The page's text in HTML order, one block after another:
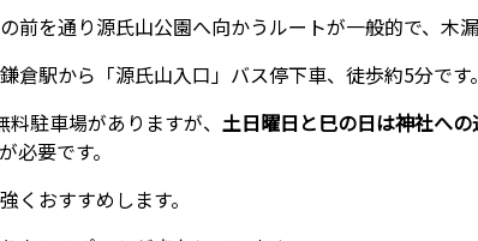
前を通り源氏山公園へ向かうルートが一般的で、木
倉駅から「源氏山入口」バス停下車、徒歩約5分です。
料駐車場がありますが、土日曜日と巳の日は神社へ
必要です。
くおすすめします。